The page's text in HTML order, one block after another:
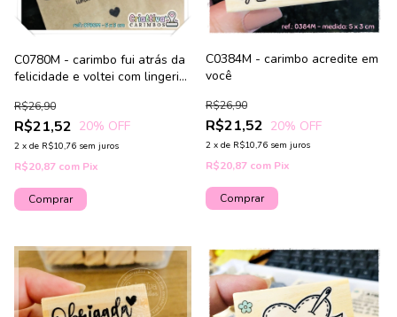
C0780M - carimbo fui atrás da
felicidade e voltei com lingerie
R$21,52
R$26,90
20% OFF
2 x de R$10,76 sem juros
R$20,87 com Pix
C0384M - carimbo acredite em
você
R$21,52
R$26,90
20% OFF
2 x de R$10,76 sem juros
R$20,87 com Pix